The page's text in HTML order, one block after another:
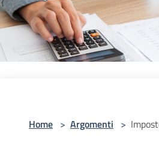
Home > Argomenti >